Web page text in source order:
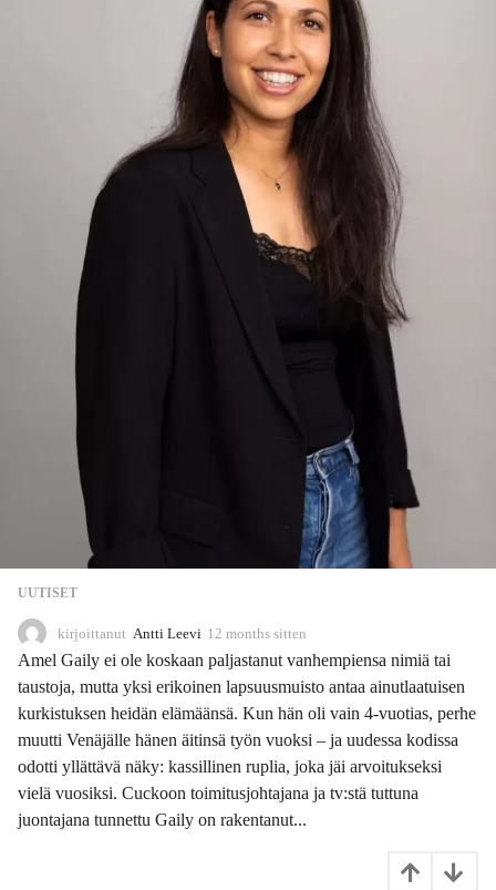
UUTISET
kirjoittanut Antti Leevi 12 months sitten
1
o
n
t
h
s
Amel Gaily ei ole koskaan paljastanut vanhempiensa nimiä tai
taustoja, mutta yksi erikoinen lapsuusmuisto antaa ainutlaatuisen
kurkistuksen heidän elämäänsä. Kun hän oli vain 4-vuotias, perhe
muutti Venäjälle hänen äitinsä työn vuoksi – ja uudessa kodissa
odotti yllättävä näky: kassillinen ruplia, joka jäi arvoitukseksi
vielä vuosiksi. Cuckoon toimitusjohtajana ja tv:stä tuttuna
juontajana tunnettu Gaily on rakentanut...